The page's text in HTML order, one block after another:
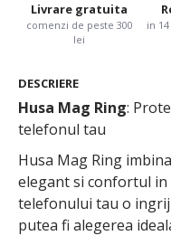
Livrare gratuita
comenzi de peste 300
lei
in
DESCRIERE
Husa Mag Ring:
telefonul tau
Husa Mag Ring
elegant si confortul
telefonului tau o
putea fi alegerea